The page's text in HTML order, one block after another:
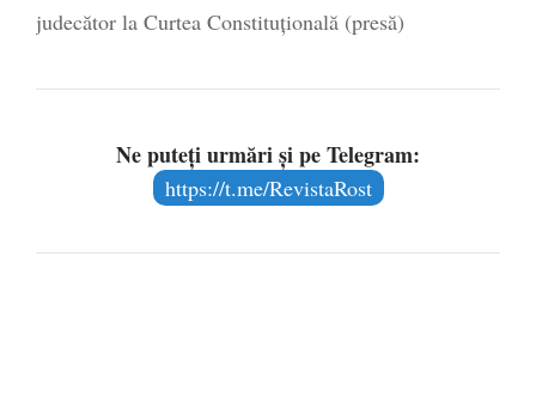
judecător la Curtea Constituțională (presă)
Ne puteți urmări și pe Telegram:
https://t.me/RevistaRost